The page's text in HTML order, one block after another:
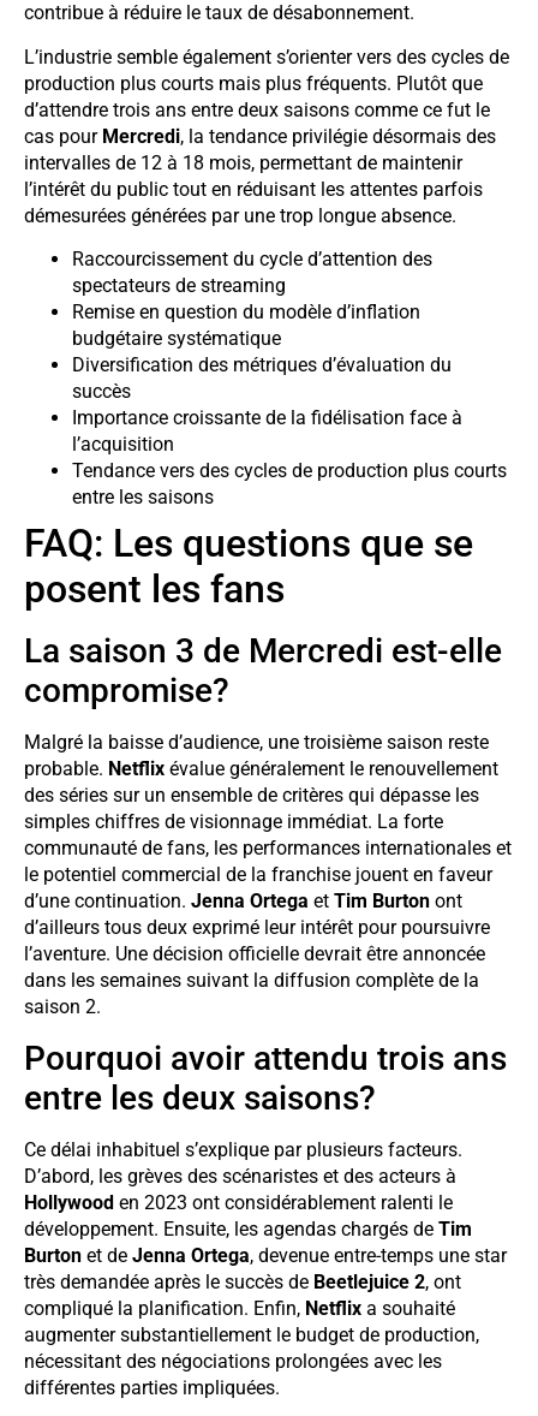
contribue à réduire le taux de désabonnement.
L’industrie semble également s’orienter vers des cycles de
production plus courts mais plus fréquents. Plutôt que
d’attendre trois ans entre deux saisons comme ce fut le
cas pour Mercredi, la tendance privilégie désormais des
intervalles de 12 à 18 mois, permettant de maintenir
l’intérêt du public tout en réduisant les attentes parfois
démesurées générées par une trop longue absence.
Raccourcissement du cycle d’attention des
spectateurs de streaming
Remise en question du modèle d’inflation
budgétaire systématique
Diversification des métriques d’évaluation du
succès
Importance croissante de la fidélisation face à
l’acquisition
Tendance vers des cycles de production plus courts
entre les saisons
FAQ: Les questions que se
posent les fans
La saison 3 de Mercredi est-elle
compromise?
Malgré la baisse d’audience, une troisième saison reste
probable. Netflix évalue généralement le renouvellement
des séries sur un ensemble de critères qui dépasse les
simples chiffres de visionnage immédiat. La forte
communauté de fans, les performances internationales et
le potentiel commercial de la franchise jouent en faveur
d’une continuation. Jenna Ortega et Tim Burton ont
d’ailleurs tous deux exprimé leur intérêt pour poursuivre
l’aventure. Une décision officielle devrait être annoncée
dans les semaines suivant la diffusion complète de la
saison 2.
Pourquoi avoir attendu trois ans
entre les deux saisons?
Ce délai inhabituel s’explique par plusieurs facteurs.
D’abord, les grèves des scénaristes et des acteurs à
Hollywood en 2023 ont considérablement ralenti le
développement. Ensuite, les agendas chargés de Tim
Burton et de Jenna Ortega, devenue entre-temps une star
très demandée après le succès de Beetlejuice 2, ont
compliqué la planification. Enfin, Netflix a souhaité
augmenter substantiellement le budget de production,
nécessitant des négociations prolongées avec les
différentes parties impliquées.